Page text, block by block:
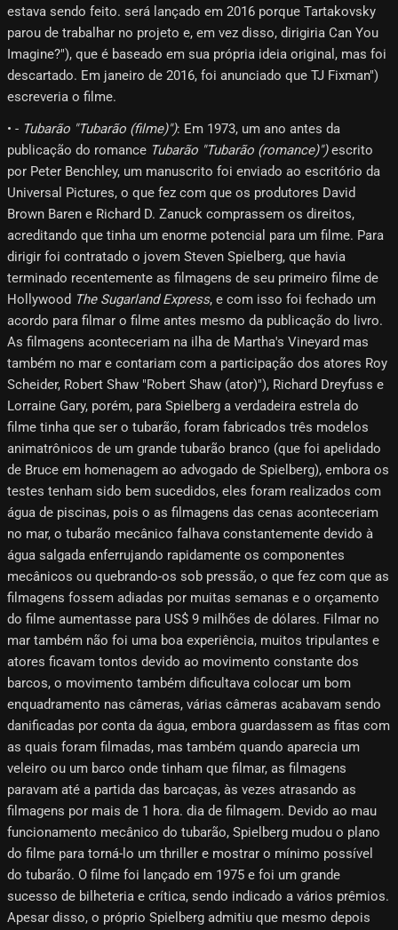
estava sendo feito. será lançado em 2016 porque Tartakovsky
parou de trabalhar no projeto e, em vez disso, dirigiria Can You
Imagine?"), que é baseado em sua própria ideia original, mas foi
descartado. Em janeiro de 2016, foi anunciado que TJ Fixman")
escreveria o filme.
• - Tubarão "Tubarão (filme)"): Em 1973, um ano antes da
publicação do romance Tubarão "Tubarão (romance)")escrito
por Peter Benchley, um manuscrito foi enviado ao escritório da
Universal Pictures, o que fez com que os produtores David
Brown Baren e Richard D. Zanuck comprassem os direitos,
acreditando que tinha um enorme potencial para um filme. Para
dirigir foi contratado o jovem Steven Spielberg, que havia
terminado recentemente as filmagens de seu primeiro filme de
Hollywood The Sugarland Express, e com isso foi fechado um
acordo para filmar o filme antes mesmo da publicação do livro.
As filmagens aconteceriam na ilha de Martha's Vineyard mas
também no mar e contariam com a participação dos atores Roy
Scheider, Robert Shaw "Robert Shaw (ator)"), Richard Dreyfuss e
Lorraine Gary, porém, para Spielberg a verdadeira estrela do
filme tinha que ser o tubarão, foram fabricados três modelos
animatrônicos de um grande tubarão branco (que foi apelidado
de Bruce em homenagem ao advogado de Spielberg), embora os
testes tenham sido bem sucedidos, eles foram realizados com
água de piscinas, pois o as filmagens das cenas aconteceriam
no mar, o tubarão mecânico falhava constantemente devido à
água salgada enferrujando rapidamente os componentes
mecânicos ou quebrando-os sob pressão, o que fez com que as
filmagens fossem adiadas por muitas semanas e o orçamento
do filme aumentasse para US$ 9 milhões de dólares. Filmar no
mar também não foi uma boa experiência, muitos tripulantes e
atores ficavam tontos devido ao movimento constante dos
barcos, o movimento também dificultava colocar um bom
enquadramento nas câmeras, várias câmeras acabavam sendo
danificadas por conta da água, embora guardassem as fitas com
as quais foram filmadas, mas também quando aparecia um
veleiro ou um barco onde tinham que filmar, as filmagens
paravam até a partida das barcaças, às vezes atrasando as
filmagens por mais de 1 hora. dia de filmagem. Devido ao mau
funcionamento mecânico do tubarão, Spielberg mudou o plano
do filme para torná-lo um thriller e mostrar o mínimo possível
do tubarão. O filme foi lançado em 1975 e foi um grande
sucesso de bilheteria e crítica, sendo indicado a vários prêmios.
Apesar disso, o próprio Spielberg admitiu que mesmo depois